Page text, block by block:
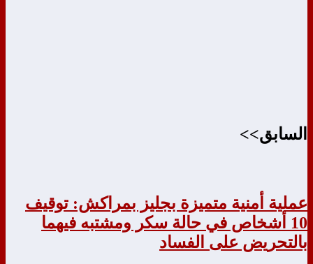
السابق>>
عملية أمنية متميزة بجليز بمراكش: توقيف
10 أشخاص في حالة سكر ومشتبه فيهما
بالتحريض على الفساد